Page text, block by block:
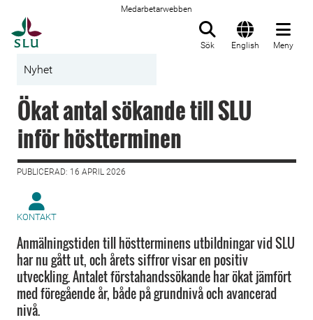
Medarbetarwebben
Sök English Meny
Nyhet
Ökat antal sökande till SLU
inför höstterminen
PUBLICERAD: 16 APRIL 2026
KONTAKT
Anmälningstiden till höstterminens utbildningar vid SLU
har nu gått ut, och årets siffror visar en positiv
utveckling. Antalet förstahandssökande har ökat jämfört
med föregående år, både på grundnivå och avancerad
nivå.